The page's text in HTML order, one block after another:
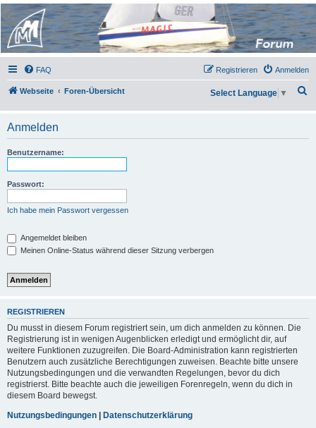
Micro Magic Forum
Deutschland
FAQ Anmelden
Registrieren
Webseite Foren-Übersicht
h
Select Language ▼
Anmelden
Benutzername:
Passwort:
Ich habe mein Passwort vergessen
Angemeldet bleiben
Meinen Online-Status während dieser Sitzung verbergen
REGISTRIEREN
Du musst in diesem Forum registriert sein, um dich anmelden zu können. Die
Registrierung ist in wenigen Augenblicken erledigt und ermöglicht dir, auf
weitere Funktionen zuzugreifen. Die Board-Administration kann registrierten
Benutzern auch zusätzliche Berechtigungen zuweisen. Beachte bitte unsere
Nutzungsbedingungen und die verwandten Regelungen, bevor du dich
registrierst. Bitte beachte auch die jeweiligen Forenregeln, wenn du dich in
diesem Board bewegst.
Nutzungsbedingungen
Datenschutzerklärung